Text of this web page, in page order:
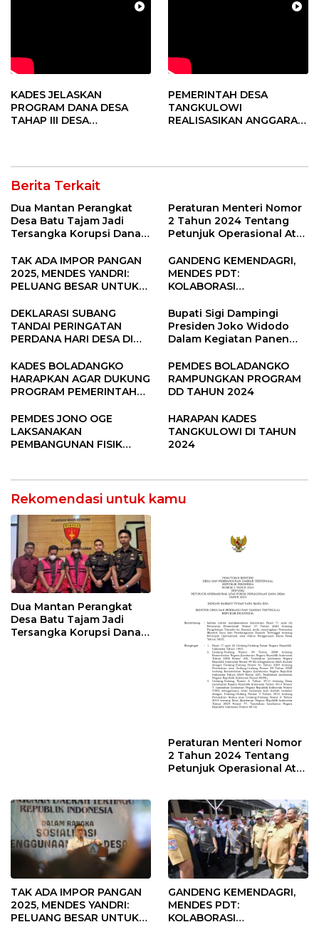
KADES JELASKAN
PROGRAM DANA DESA
TAHAP III DESA
PEMERINTAH DESA
TANGKULOWI
REALISASIKAN ANGGARAN
Berita Terkait
Dua Mantan Perangkat
Desa Batu Tajam Jadi
Tersangka Korupsi Dana
Peraturan Menteri Nomor
2 Tahun 2024 Tentang
Petunjuk Operasional Atas
Desa Tahun 2025
TAK ADA IMPOR PANGAN
2025, MENDES YANDRI:
PELUANG BESAR UNTUK
GANDENG KEMENDAGRI,
MENDES PDT:
KOLABORASI
PEMBANGUNAN DESA
DEKLARASI SUBANG
TANDAI PERINGATAN
PERDANA HARI DESA DI
Bupati Sigi Dampingi
Presiden Joko Widodo
Dalam Kegiatan Panen
Pandere
KADES BOLADANGKO
HARAPKAN AGAR DUKUNG
PROGRAM PEMERINTAH
PEMDES BOLADANGKO
RAMPUNGKAN PROGRAM
DD TAHUN 2024
PEMDES JONO OGE
LAKSANAKAN
PEMBANGUNAN FISIK
HARAPAN KADES
TANGKULOWI DI TAHUN
2024
Rekomendasi untuk kamu
Dua Mantan Perangkat
Desa Batu Tajam Jadi
Tersangka Korupsi Dana
Peraturan Menteri Nomor
2 Tahun 2024 Tentang
Petunjuk Operasional Atas
TAK ADA IMPOR PANGAN
2025, MENDES YANDRI:
PELUANG BESAR UNTUK
GANDENG KEMENDAGRI,
MENDES PDT:
KOLABORASI